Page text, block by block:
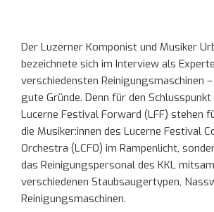
Der Luzerner Komponist und Musiker
bezeichnete sich im Interview als
verschiedensten Reinigungsmaschinen
gute Gründe. Denn für den
Lucerne Festival Forward (LFF) stehen
die Musiker:innen des Lucerne Festival
Orchestra (LCFO) im Rampenlicht,
das Reinigungspersonal des KKL
verschiedenen Staubsaugertypen,
Reinigungsmaschinen.